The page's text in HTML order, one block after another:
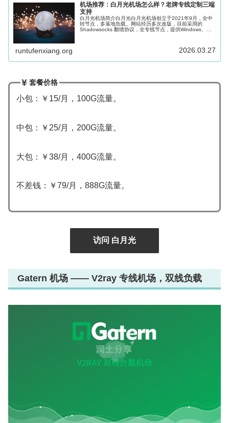
机场推荐：白月光机场怎么样？老牌专线定制三端
支持
白月光机场简介白月光白月光机场创立于2021年9月，全中
转节点，多落地负载。网站经历多次改版，目前采用的
Shadowsocks 翻墙协议，全专线节点，提供Windows、
runtufenxiang.org 2026.03.27
套餐价格
小包：￥15/月，100G流量。
中包：￥25/月，200G流量。
大包：￥38/月，400G流量。
不差钱：￥79/月，888G流量。
访问 白月光
Gatern 机场 —— V2ray 专线机场，双线负载